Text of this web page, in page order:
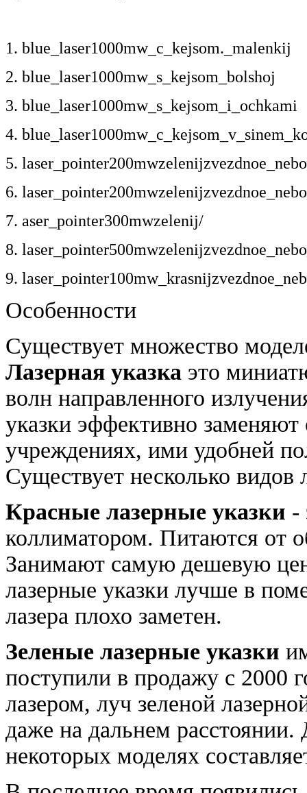
1. blue_laser1000mw_c_kejsom._malenkij
2. blue_laser1000mw_s_kejsom_bolshoj
3. blue_laser1000mw_s_kejsom_i_ochkami
4.
5.
6.
7. aser_pointer300mwzelenij/
8.
9.
Особенности
Существует множество
Лазерная указка это
волн направленного
указки эффективно
учреждениях, ими удобней
Существует несколько видов
Красные лазерные указки -
коллиматором. Питаются от
Занимают самую дешевую
лазерные указки лучше в
лазера плохо заметен.
Зеленые лазерные указки
поступили в продажу с 2000
лазером, луч зеленой
даже на дальнем расстоянии.
некоторых моделях